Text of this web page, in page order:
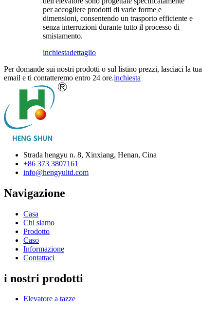
per accogliere prodotti di varie forme e
dimensioni, consentendo un trasporto efficiente e
senza interruzioni durante tutto il processo di
smistamento.
inchiestadettaglio
Per domande sui nostri prodotti o sul listino prezzi, lasciaci la tua
email e ti contatteremo entro 24 ore.inchiesta
Strada hengyu n. 8, Xinxiang, Henan, Cina
+86 373 3807161
info@hengyultd.com
Navigazione
Casa
Chi siamo
Prodotto
Caso
Informazione
Contattaci
i nostri prodotti
Elevatore a tazze